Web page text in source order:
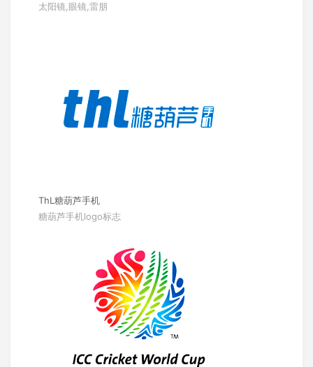
太阳镜,眼镜,雷朋
ThL糖葫芦手机
糖葫芦手机logo标志